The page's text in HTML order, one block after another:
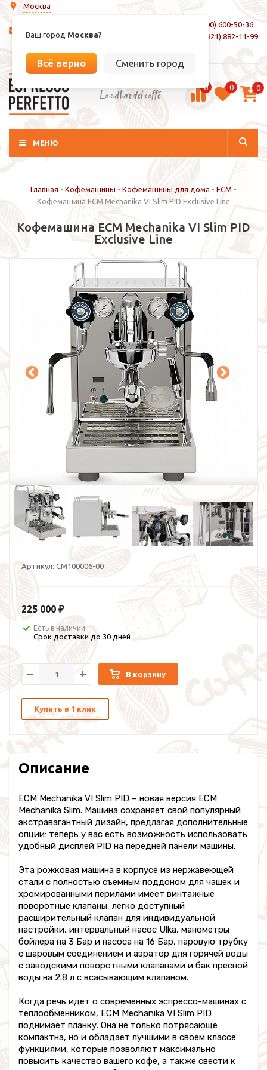
Москва
Ваш город Москва?
Всё верно Сменить город
info@espressoperfetto.ru
8 (800) 600-50-36
+7 (921) 882-11-99
La culture del caffé 0 0 0
МЕНЮ
Главная - Кофемашины - Кофемашины для дома - ECM -
Кофемашина ECM Mechanika VI Slim PID Exclusive Line
Кофемашина ECM Mechanika VI Slim PID
Exclusive Line
Артикул: CM100006-00
225 000 ₽
Есть в наличии
Срок доставки до 30 дней
В корзину
Купить в 1 клик
Описание
ECM Mechanika VI Slim PID – новая версия ECM
Mechanika Slim. Машина сохраняет свой популярный
экстравагантный дизайн, предлагая дополнительные
опции: теперь у вас есть возможность использовать
удобный дисплей PID на передней панели машины.
Эта рожковая машина в корпусе из нержавеющей
стали с полностью съемным поддоном для чашек и
хромированными перилами имеет винтажные
поворотные клапаны, легко доступный
расширительный клапан для индивидуальной
настройки, интервальный насос Ulka, манометры
бойлера на 3 Бар и насоса на 16 Бар, паровую трубку
с шаровым соединением и аэратор для горячей воды
с заводскими поворотными клапанами и бак пресной
воды на 2.8 л с всасывающим клапаном.
Когда речь идет о современных эспрессо-машинах с
теплообменником, ECM Mechanika VI Slim PID
поднимает планку. Она не только потрясающе
компактна, но и обладает лучшими в своем классе
функциями, которые позволяют максимально
повысить качество вашего кофе, а также свести к